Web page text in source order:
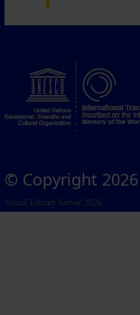
© Copyright
Visual Library Server 2026